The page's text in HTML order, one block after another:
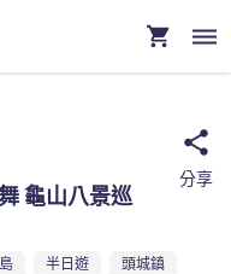
龜山八景巡
分享
半日遊 頭城鎮